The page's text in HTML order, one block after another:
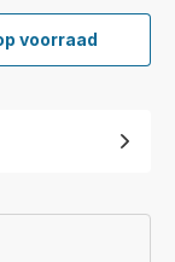
voorraad